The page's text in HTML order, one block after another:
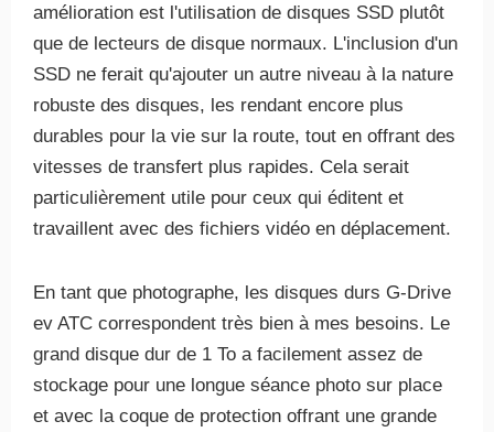
amélioration est l'utilisation de disques SSD plutôt
que de lecteurs de disque normaux. L'inclusion d'un
SSD ne ferait qu'ajouter un autre niveau à la nature
robuste des disques, les rendant encore plus
durables pour la vie sur la route, tout en offrant des
vitesses de transfert plus rapides. Cela serait
particulièrement utile pour ceux qui éditent et
travaillent avec des fichiers vidéo en déplacement.
En tant que photographe, les disques durs G-Drive
ev ATC correspondent très bien à mes besoins. Le
grand disque dur de 1 To a facilement assez de
stockage pour une longue séance photo sur place
et avec la coque de protection offrant une grande